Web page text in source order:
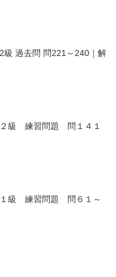
級 過去問 問221～240｜解
２級 練習問題 問１４１
１級 練習問題 問６１～